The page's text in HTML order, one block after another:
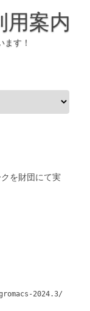
用案内
ます！
クを財団にて実
2024.3/